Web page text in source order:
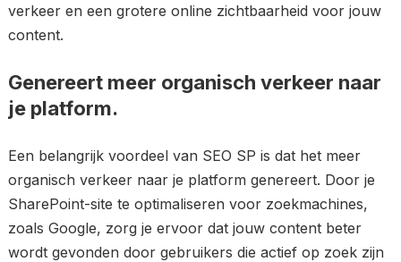
verkeer en een grotere online zichtbaarheid voor jouw
content.
Genereert meer organisch verkeer naar
je platform.
Een belangrijk voordeel van SEO SP is dat het meer
organisch verkeer naar je platform genereert. Door je
SharePoint-site te optimaliseren voor zoekmachines,
zoals Google, zorg je ervoor dat jouw content beter
wordt gevonden door gebruikers die actief op zoek zijn